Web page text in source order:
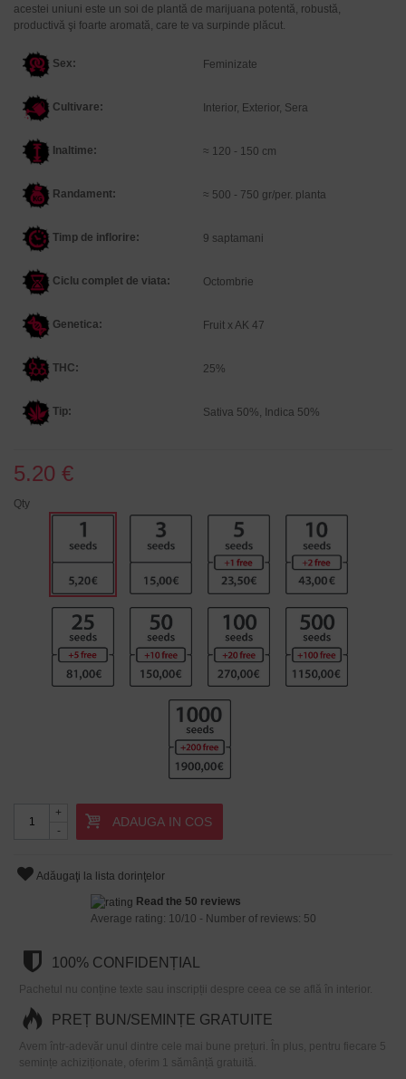
acestei uniuni este un soi de plantă de marijuana potentă, robustă,
productivă şi foarte aromată, care te va surpinde plăcut.
Sex: Feminizate
Cultivare: Interior, Exterior, Sera
Inaltime: ≈ 120 - 150 cm
Randament: ≈ 500 - 750 gr/per. planta
Timp de inflorire: 9 saptamani
Ciclu complet de viata: Octombrie
Genetica: Fruit x AK 47
THC: 25%
Tip: Sativa 50%, Indica 50%
5.20 €
Qty
-
+
ADAUGA IN COS
Adăugaţi la lista dorinţelor
Read the 50 reviews
Average rating: 10/10 - Number of reviews: 50
100% CONFIDENȚIAL
Pachetul nu conține texte sau inscripții despre ceea ce se află în interior.
PREȚ BUN/SEMINȚE GRATUITE
Avem într-adevăr unul dintre cele mai bune prețuri. În plus, pentru fiecare 5
semințe achiziționate, oferim 1 sămânță gratuită.